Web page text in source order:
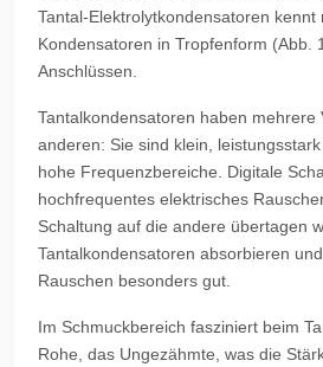
Tantal-Elektrolytkondensatoren
Kondensatoren in Tropfenform (Abb.
Anschlüssen.
Tantalkondensatoren haben mehrere
anderen: Sie sind klein,
hohe Frequenzbereiche. Digitale
hochfrequentes elektrisches
Schaltung auf die andere übertagen
Tantalkondensatoren absorbieren
Rauschen besonders gut.
Im Schmuckbereich fasziniert beim
Rohe, das Ungezähmte, was die